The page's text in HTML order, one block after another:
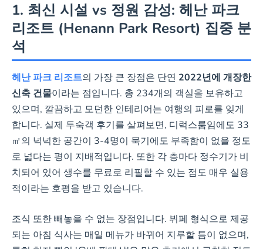
풀사이드 바에서 즐기는
칵테일
다양한 객실 타입 (가든뷰,
특가 확인하기
1. 최신 시설 vs 정원 감성: 헤난 파크
리조트 (Henann Park Resort) 집중 분
석
헤난 파크 리조트의 가장 큰 장점은 단연 2022년에 개장한
신축 건물이라는 점입니다. 총 234개의 객실을 보유하고
있으며, 깔끔하고 모던한 인테리어는 여행의 피로를 잊게
합니다. 실제 투숙객 후기를 살펴보면, 디럭스룸임에도 33
㎡의 넉넉한 공간이 3-4명이 묵기에도 부족함이 없을 정도
로 넓다는 평이 지배적입니다. 또한 각 층마다 정수기가 비
치되어 있어 생수를 무료로 리필할 수 있는 점도 매우 실용
적이라는 호평을 받고 있습니다.
조식 또한 빼놓을 수 없는 장점입니다. 뷔페 형식으로 제공
되는 아침 식사는 매일 메뉴가 바뀌어 지루할 틈이 없으며,